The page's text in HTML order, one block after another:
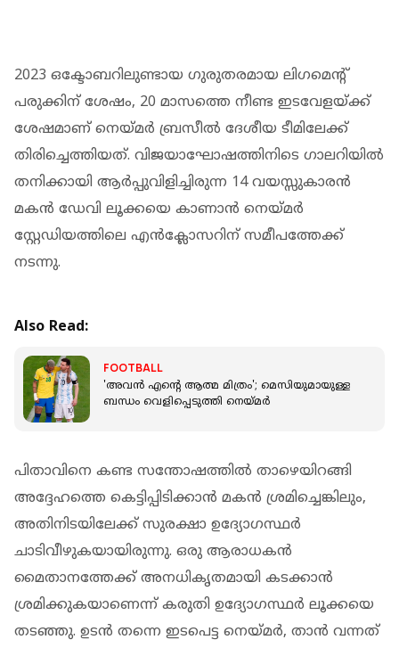
2023 ഒക്ടോബറിലുണ്ടായ ഗുരുതരമായ ലിഗമെന്റ്
പരുക്കിന് ശേഷം, 20 മാസത്തെ നീണ്ട ഇടവേളയ്ക്ക്
ശേഷമാണ് നെയ്മര്‍ ബ്രസീല്‍ ദേശീയ ടീമിലേക്ക്
തിരിച്ചെത്തിയത്. വിജയാഘോഷത്തിനിടെ ഗാലറിയില്‍
തനിക്കായി ആര്‍പ്പുവിളിച്ചിരുന്ന 14 വയസ്സുകാരന്‍
മകന്‍ ഡേവി ലൂക്കയെ കാണാന്‍ നെയ്മര്‍
സ്റ്റേഡിയത്തിലെ എന്‍ക്ലോസറിന് സമീപത്തേക്ക്
നടന്നു.
Also Read:
FOOTBALL
'അവൻ എന്റെ ആത്മ മിത്രം'; മെസിയുമായുള്ള
ബന്ധം വെളിപ്പെടുത്തി നെയ്മർ
പിതാവിനെ കണ്ട സന്തോഷത്തില്‍ താഴെയിറങ്ങി
അദ്ദേഹത്തെ കെട്ടിപ്പിടിക്കാന്‍ മകന്‍ ശ്രമിച്ചെങ്കിലും,
അതിനിടയിലേക്ക് സുരക്ഷാ ഉദ്യോഗസ്ഥര്‍
ചാടിവീഴുകയായിരുന്നു. ഒരു ആരാധകന്‍
മൈതാനത്തേക്ക് അനധികൃതമായി കടക്കാന്‍
ശ്രമിക്കുകയാണെന്ന് കരുതി ഉദ്യോഗസ്ഥര്‍ ലൂക്കയെ
തടഞ്ഞു. ഉടന്‍ തന്നെ ഇടപെട്ട നെയ്മര്‍, താന്‍ വന്നത്